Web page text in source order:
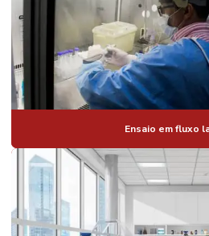
Ensaio em fluxo